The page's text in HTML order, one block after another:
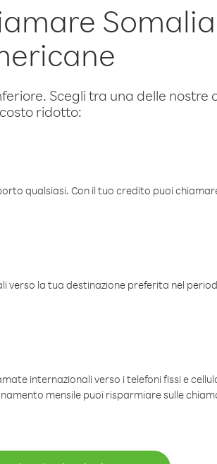
Scegli tra una delle nostre
costo ridotto:
qualsiasi. Con il tuo credito puoi
la tua destinazione preferita nel
internazionali verso i telefoni fissi e
mensile puoi risparmiare sulle